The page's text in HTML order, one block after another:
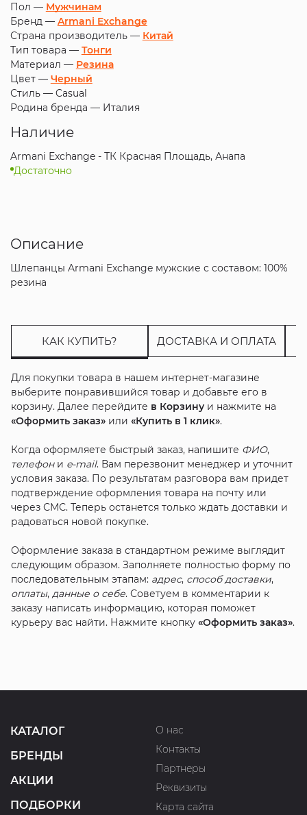
Пол — Мужчинам
Бренд — Armani Exchange
Страна производитель — Китай
Тип товара — Тонги
Материал — Резина
Цвет — Черный
Стиль — Casual
Родина бренда — Италия
Наличие
Armani Exchange - ТК Красная Площадь, Анапа
Достаточно
Описание
Шлепанцы Armani Exchange мужские с составом: 100%
резина
КАК КУПИТЬ? ДОСТАВКА И ОПЛАТА
Для покупки товара в нашем интернет-магазине
выберите понравившийся товар и добавьте его в
корзину. Далее перейдите в Корзинуи нажмите на
«Оформить заказ»или «Купить в 1 клик».
Когда оформляете быстрый заказ, напишите ФИО,
телефони e-mail. Вам перезвонит менеджер и уточнит
условия заказа. По результатам разговора вам придет
подтверждение оформления товара на почту или
через СМС. Теперь останется только ждать доставки и
радоваться новой покупке.
Оформление заказа в стандартном режиме выглядит
следующим образом. Заполняете полностью форму по
последовательным этапам: адрес, способ доставки,
оплаты, данные о себе. Советуем в комментарии к
заказу написать информацию, которая поможет
курьеру вас найти. Нажмите кнопку «Оформить заказ».
КАТАЛОГ
БРЕНДЫ
АКЦИИ
ПОДБОРКИ
О нас
Контакты
Партнеры
Реквизиты
Карта сайта